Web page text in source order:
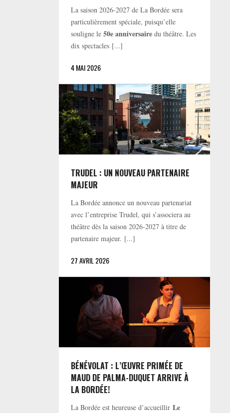
La saison 2026-2027 de La Bordée sera
particulièrement spéciale, puisqu’elle
souligne le50e anniversaire du théâtre. Les
dix spectacles [...]
4 MAI 2026
TRUDEL : UN NOUVEAU PARTENAIRE
MAJEUR
La Bordée annonce un nouveau partenariat
avec l’entreprise Trudel, qui s’associera au
théâtre dès la saison 2026-2027 à titre de
partenaire majeur. [...]
27 AVRIL 2026
BÉNÉVOLAT : L’ŒUVRE PRIMÉE DE
MAUD DE PALMA-DUQUET ARRIVE À
LA BORDÉE!
La Bordée est heureuse d’accueillirLe